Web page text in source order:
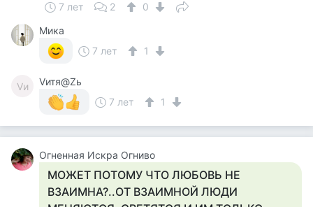
7 лет 2
0
Мика
7 лет
1
Vи
Vитя@Zь
7 лет
1
Огненная Искра Огниво
МОЖЕТ ПОТОМУ ЧТО ЛЮБОВЬ НЕ
ВЗАИМНА?..ОТ ВЗАИМНОЙ ЛЮДИ